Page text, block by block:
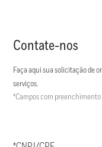
Contate-nos
Faça aqui sua solicitação de
serviços.
*Campos com